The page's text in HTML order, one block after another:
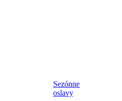
Sezónne
oslavy